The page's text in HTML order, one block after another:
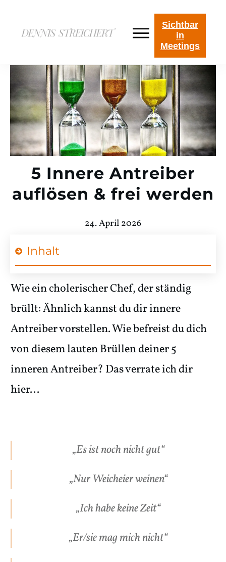
Sichtbar
in
Meetings
5 Innere Antreiber
auflösen & frei werden
24. April 2026
Inhalt
Wie ein cholerischer Chef, der ständig
brüllt: Ähnlich kannst du dir innere
Antreiber vorstellen. Wie befreist du dich
von diesem lauten Brüllen deiner 5
inneren Antreiber? Das verrate ich dir
hier...
„Es ist noch nicht gut“
„Nur Weicheier weinen“
„Ich habe keine Zeit“
„Er/sie mag mich nicht“